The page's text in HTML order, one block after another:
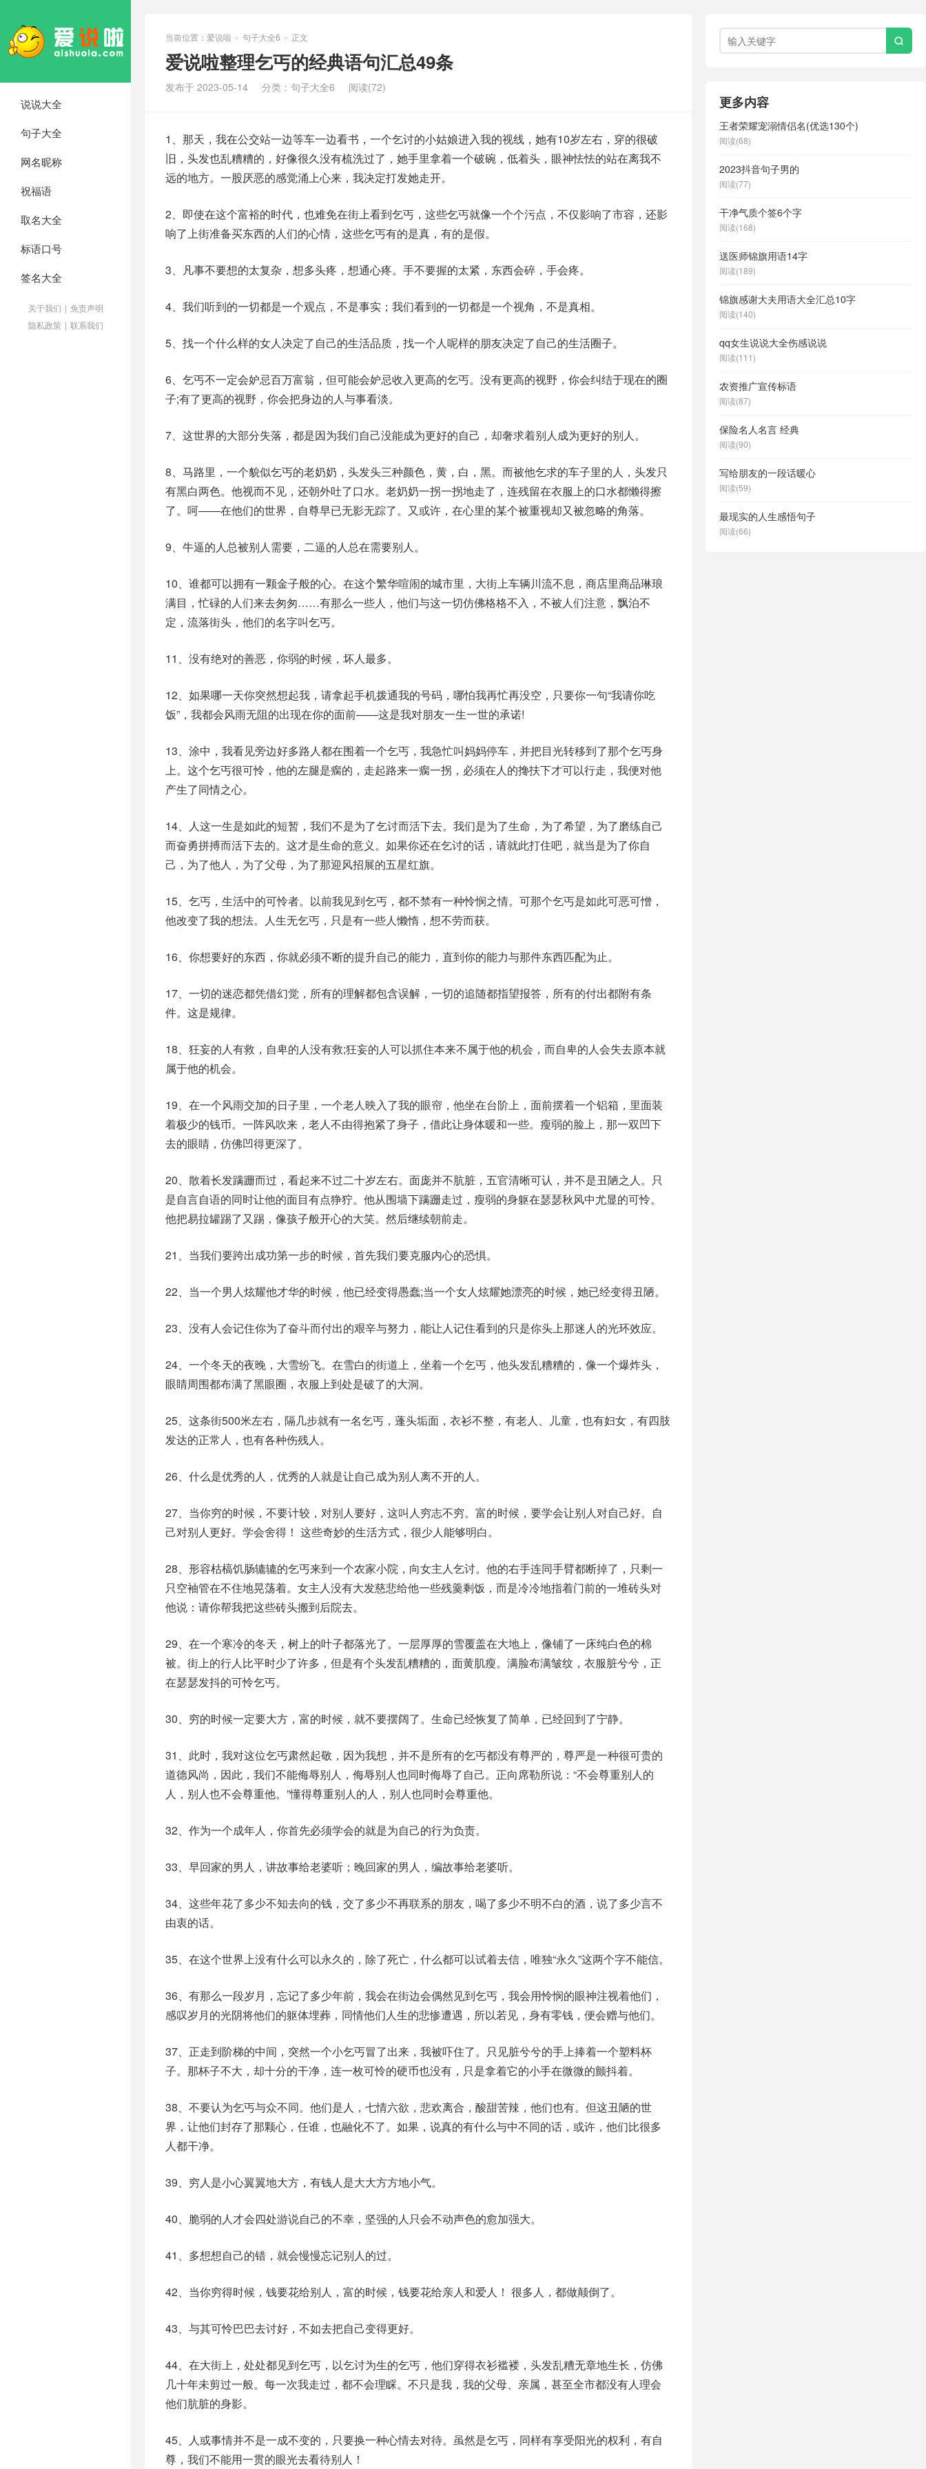
说说大全
句子大全
网名昵称
祝福语
取名大全
标语口号
签名大全
关于我们 | 免责声明
隐私政策 | 联系我们
当前位置： 爱说啦 > 句子大全6 > 正文
爱说啦整理乞丐的经典语句汇总49条
发布于 2023-05-14 分类： 句子大全6 阅读(72)
1、那天，我在公交站一边等车一边看书，一个乞讨的小姑娘进入我的视线，她有10岁左右，穿的很破
旧，头发也乱糟糟的，好像很久没有梳洗过了，她手里拿着一个破碗，低着头，眼神怯怯的站在离我不
远的地方。一股厌恶的感觉涌上心来，我决定打发她走开。
2、即使在这个富裕的时代，也难免在街上看到乞丐，这些乞丐就像一个个污点，不仅影响了市容，还影
响了上街准备买东西的人们的心情，这些乞丐有的是真，有的是假。
3、凡事不要想的太复杂，想多头疼，想通心疼。手不要握的太紧，东西会碎，手会疼。
4、我们听到的一切都是一个观点，不是事实；我们看到的一切都是一个视角，不是真相。
5、找一个什么样的女人决定了自己的生活品质，找一个人呢样的朋友决定了自己的生活圈子。
6、乞丐不一定会妒忌百万富翁，但可能会妒忌收入更高的乞丐。没有更高的视野，你会纠结于现在的圈
子;有了更高的视野，你会把身边的人与事看淡。
7、这世界的大部分失落，都是因为我们自己没能成为更好的自己，却奢求着别人成为更好的别人。
8、马路里，一个貌似乞丐的老奶奶，头发头三种颜色，黄，白，黑。而被他乞求的车子里的人，头发只
有黑白两色。他视而不见，还朝外吐了口水。老奶奶一拐一拐地走了，连残留在衣服上的口水都懒得擦
了。呵——在他们的世界，自尊早已无影无踪了。又或许，在心里的某个被重视却又被忽略的角落。
9、牛逼的人总被别人需要，二逼的人总在需要别人。
10、谁都可以拥有一颗金子般的心。在这个繁华喧闹的城市里，大街上车辆川流不息，商店里商品琳琅
满目，忙碌的人们来去匆匆……有那么一些人，他们与这一切仿佛格格不入，不被人们注意，飘泊不
定，流落街头，他们的名字叫乞丐。
11、没有绝对的善恶，你弱的时候，坏人最多。
12、如果哪一天你突然想起我，请拿起手机拨通我的号码，哪怕我再忙再没空，只要你一句“我请你吃
饭”，我都会风雨无阻的出现在你的面前——这是我对朋友一生一世的承诺!
13、涂中，我看见旁边好多路人都在围着一个乞丐，我急忙叫妈妈停车，并把目光转移到了那个乞丐身
上。这个乞丐很可怜，他的左腿是瘸的，走起路来一瘸一拐，必须在人的搀扶下才可以行走，我便对他
产生了同情之心。
14、人这一生是如此的短暂，我们不是为了乞讨而活下去。我们是为了生命，为了希望，为了磨练自己
而奋勇拼搏而活下去的。这才是生命的意义。如果你还在乞讨的话，请就此打住吧，就当是为了你自
己，为了他人，为了父母，为了那迎风招展的五星红旗。
15、乞丐，生活中的可怜者。以前我见到乞丐，都不禁有一种怜悯之情。可那个乞丐是如此可恶可憎，
他改变了我的想法。人生无乞丐，只是有一些人懒惰，想不劳而获。
16、你想要好的东西，你就必须不断的提升自己的能力，直到你的能力与那件东西匹配为止。
17、一切的迷恋都凭借幻觉，所有的理解都包含误解，一切的追随都指望报答，所有的付出都附有条
件。这是规律。
18、狂妄的人有救，自卑的人没有救;狂妄的人可以抓住本来不属于他的机会，而自卑的人会失去原本就
属于他的机会。
19、在一个风雨交加的日子里，一个老人映入了我的眼帘，他坐在台阶上，面前摆着一个铝箱，里面装
着极少的钱币。一阵风吹来，老人不由得抱紧了身子，借此让身体暖和一些。瘦弱的脸上，那一双凹下
去的眼睛，仿佛凹得更深了。
20、散着长发蹒跚而过，看起来不过二十岁左右。面庞并不肮脏，五官清晰可认，并不是丑陋之人。只
是自言自语的同时让他的面目有点狰狞。他从围墙下蹒跚走过，瘦弱的身躯在瑟瑟秋风中尤显的可怜。
他把易拉罐踢了又踢，像孩子般开心的大笑。然后继续朝前走。
21、当我们要跨出成功第一步的时候，首先我们要克服内心的恐惧。
22、当一个男人炫耀他才华的时候，他已经变得愚蠢;当一个女人炫耀她漂亮的时候，她已经变得丑陋。
23、没有人会记住你为了奋斗而付出的艰辛与努力，能让人记住看到的只是你头上那迷人的光环效应。
24、一个冬天的夜晚，大雪纷飞。在雪白的街道上，坐着一个乞丐，他头发乱糟糟的，像一个爆炸头，
眼睛周围都布满了黑眼圈，衣服上到处是破了的大洞。
25、这条街500米左右，隔几步就有一名乞丐，蓬头垢面，衣衫不整，有老人、儿童，也有妇女，有四肢
发达的正常人，也有各种伤残人。
26、什么是优秀的人，优秀的人就是让自己成为别人离不开的人。
27、当你穷的时候，不要计较，对别人要好，这叫人穷志不穷。富的时候，要学会让别人对自己好。自
己对别人更好。学会舍得！ 这些奇妙的生活方式，很少人能够明白。
28、形容枯槁饥肠辘辘的乞丐来到一个农家小院，向女主人乞讨。他的右手连同手臂都断掉了，只剩一
只空袖管在不住地晃荡着。女主人没有大发慈悲给他一些残羹剩饭，而是冷冷地指着门前的一堆砖头对
他说：请你帮我把这些砖头搬到后院去。
29、在一个寒冷的冬天，树上的叶子都落光了。一层厚厚的雪覆盖在大地上，像铺了一床纯白色的棉
被。街上的行人比平时少了许多，但是有个头发乱糟糟的，面黄肌瘦。满脸布满皱纹，衣服脏兮兮，正
在瑟瑟发抖的可怜乞丐。
30、穷的时候一定要大方，富的时候，就不要摆阔了。生命已经恢复了简单，已经回到了宁静。
31、此时，我对这位乞丐肃然起敬，因为我想，并不是所有的乞丐都没有尊严的，尊严是一种很可贵的
道德风尚，因此，我们不能侮辱别人，侮辱别人也同时侮辱了自己。正向席勒所说：“不会尊重别人的
人，别人也不会尊重他。”懂得尊重别人的人，别人也同时会尊重他。
32、作为一个成年人，你首先必须学会的就是为自己的行为负责。
33、早回家的男人，讲故事给老婆听；晚回家的男人，编故事给老婆听。
34、这些年花了多少不知去向的钱，交了多少不再联系的朋友，喝了多少不明不白的酒，说了多少言不
由衷的话。
35、在这个世界上没有什么可以永久的，除了死亡，什么都可以试着去信，唯独“永久”这两个字不能信。
36、有那么一段岁月，忘记了多少年前，我会在街边会偶然见到乞丐，我会用怜悯的眼神注视着他们，
感叹岁月的光阴将他们的躯体埋葬，同情他们人生的悲惨遭遇，所以若见，身有零钱，便会赠与他们。
37、正走到阶梯的中间，突然一个小乞丐冒了出来，我被吓住了。只见脏兮兮的手上捧着一个塑料杯
子。那杯子不大，却十分的干净，连一枚可怜的硬币也没有，只是拿着它的小手在微微的颤抖着。
38、不要认为乞丐与众不同。他们是人，七情六欲，悲欢离合，酸甜苦辣，他们也有。但这丑陋的世
界，让他们封存了那颗心，任谁，也融化不了。如果，说真的有什么与中不同的话，或许，他们比很多
人都干净。
39、穷人是小心翼翼地大方，有钱人是大大方方地小气。
40、脆弱的人才会四处游说自己的不幸，坚强的人只会不动声色的愈加强大。
41、多想想自己的错，就会慢慢忘记别人的过。
42、当你穷得时候，钱要花给别人，富的时候，钱要花给亲人和爱人！ 很多人，都做颠倒了。
43、与其可怜巴巴去讨好，不如去把自己变得更好。
44、在大街上，处处都见到乞丐，以乞讨为生的乞丐，他们穿得衣衫褴褛，头发乱糟无章地生长，仿佛
几十年未剪过一般。每一次我走过，都不会理睬。不只是我，我的父母、亲属，甚至全市都没有人理会
他们肮脏的身影。
45、人或事情并不是一成不变的，只要换一种心情去对待。虽然是乞丐，同样有享受阳光的权利，有自
尊，我们不能用一贯的眼光去看待别人！

更多内容
王者荣耀宠溺情侣名(优选130个)
阅读(68)
2023抖音句子男的
阅读(77)
干净气质个签6个字
阅读(168)
送医师锦旗用语14字
阅读(189)
锦旗感谢大夫用语大全汇总10字
阅读(140)
qq女生说说大全伤感说说
阅读(111)
农资推广宣传标语
阅读(87)
保险名人名言 经典
阅读(90)
写给朋友的一段话暖心
阅读(59)
最现实的人生感悟句子
阅读(66)